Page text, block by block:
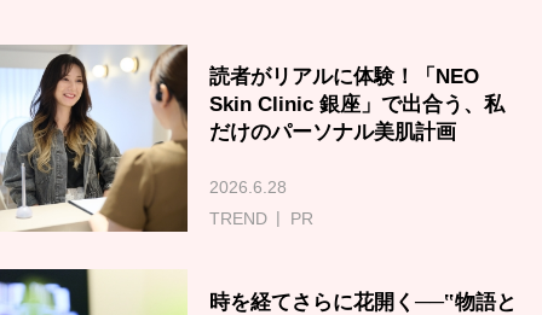
読者がリアルに体験！「NEO
Skin Clinic 銀座」で出合う、私
だけのパーソナル美肌計画
2026.6.28
TREND
PR
時を経てさらに花開く──‟物語と